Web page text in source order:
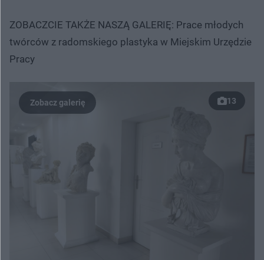
ZOBACZCIE TAKŻE NASZĄ GALERIĘ: Prace młodych
twórców z radomskiego plastyka w Miejskim Urzędzie
Pracy
13